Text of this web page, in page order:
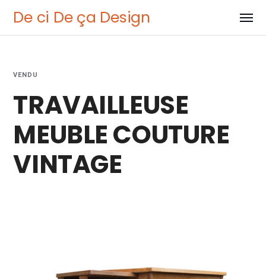
De ci De ça Design
VENDU
TRAVAILLEUSE
MEUBLE COUTURE
VINTAGE